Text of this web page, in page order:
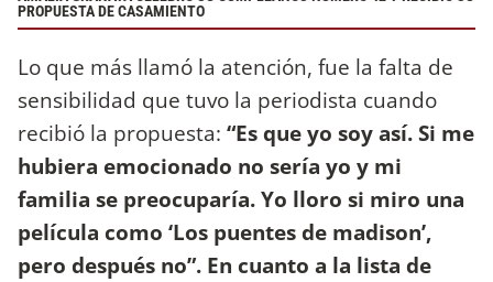
PROPUESTA DE CASAMIENTO
Lo que más llamó la atención, fue la falta de
sensibilidad que tuvo la periodista cuando
recibió la propuesta: “Es que yo soy así. Si me
hubiera emocionado no sería yo y mi
familia se preocuparía. Yo lloro si miro una
película como ‘Los puentes de madison’,
pero después no”. En cuanto a la lista de